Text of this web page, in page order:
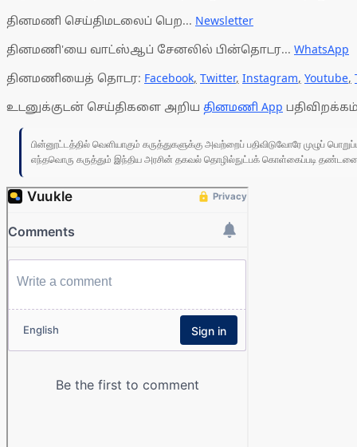
தினமணி செய்திமடலைப் பெற... Newsletter
தினமணி'யை வாட்ஸ்ஆப் சேனலில் பின்தொடர... WhatsApp
தினமணியைத் தொடர: Facebook, Twitter, Instagram, Youtube,
உடனுக்குடன் செய்திகளை அறிய தினமணி App
பின்னூட்டத்தில் வெளியாகும் கருத்துகளுக்கு அவற்றைப் பதிவிடுவோரே முழுப்
எந்தவொரு கருத்தும் இந்திய அரசின் தகவல் தொழில்நுட்பக் கொள்கைப்படி